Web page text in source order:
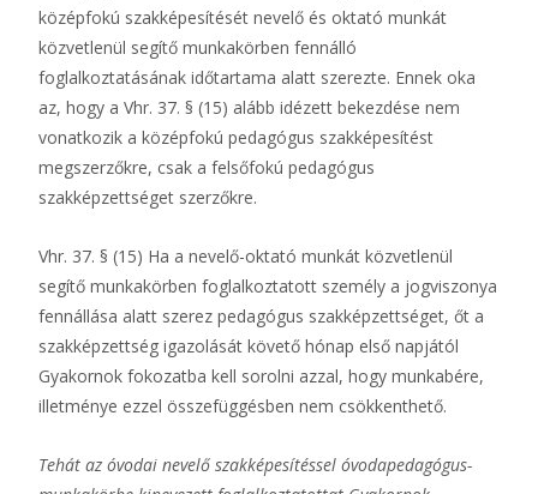
középfokú szakképesítését nevelő és oktató munkát
közvetlenül segítő munkakörben fennálló
foglalkoztatásának időtartama alatt szerezte. Ennek oka
az, hogy a Vhr. 37. § (15) alább idézett bekezdése nem
vonatkozik a középfokú pedagógus szakképesítést
megszerzőkre, csak a felsőfokú pedagógus
szakképzettséget szerzőkre.
Vhr. 37. § (15) Ha a nevelő-oktató munkát közvetlenül
segítő munkakörben foglalkoztatott személy a jogviszonya
fennállása alatt szerez pedagógus szakképzettséget, őt a
szakképzettség igazolását követő hónap első napjától
Gyakornok fokozatba kell sorolni azzal, hogy munkabére,
illetménye ezzel összefüggésben nem csökkenthető.
Tehát az óvodai nevelő szakképesítéssel óvodapedagógus-